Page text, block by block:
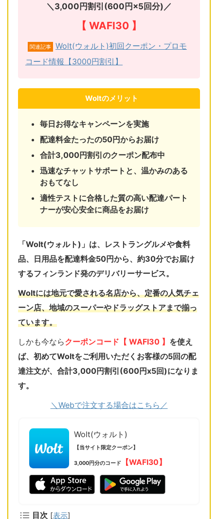
＼3,000円割引(600円×5回分)／
【 WAFI30 】
関連記事
Wolt(ウォルト)初回クーポン・プロモ
コード情報【3000円割引】
Woltのメリット
毎日お得なキャンペーンを実施
配達料金たったの50円からお届け
合計3,000円割引のクーポン配布中
迅速なチャットサポートと、温かみのある
おもてなし
適性テストに合格した質の高い配達パート
ナーが安心安全に商品をお届け
「Wolt(ウォルト)」は、レストラングルメや食料
品、日用品を配達料金50円から、約30分でお届け
するフィンランド発のデリバリーサービス。
Woltには地元で愛される名店から、定番の人気チェ
ーン店、地域のスーパーやドラッグストアまで揃っ
ています。
しかも今ならクーポンコード【 WAFI30 】 を使え
ば、初めてWoltをご利用いただくお客様の5回の配
達注文が、合計3,000円割引(600円x5回)になりま
す。
＼Webで注文する場合はこちら／
Wolt(ウォルト)
【当サイト限定クーポン】
3,000円分のコード 【WAFI30】
目次 [表示]